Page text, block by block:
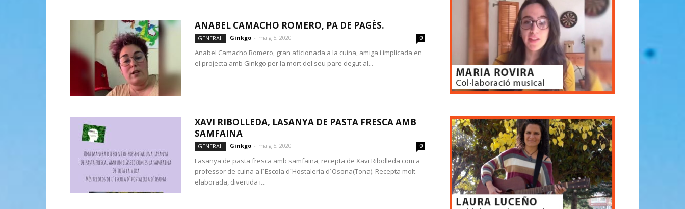
ANABEL CAMACHO ROMERO, PA DE PAGÈS.
GENERAL Ginkgo - maig 5, 2020 0
Anabel Camacho Romero, gran aficionada a la cuina, amiga i implicada en
el projecta amb Ginkgo per la mort del seu pare degut al...
XAVI RIBOLLEDA, LASANYA DE PASTA FRESCA AMB
SAMFAINA
GENERAL Ginkgo - maig 5, 2020 0
Lasanya de pasta fresca amb samfaina, recepta de Xavi Ribolleda com a
professor de cuina a l´Escola d´Hostaleria d´Osona(Tona). Recepta molt
elaborada, divertida i...